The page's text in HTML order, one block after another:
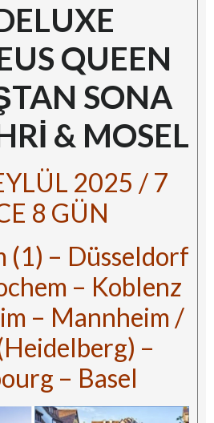
QUEEN
SONA
& MOSEL
2025 / 7
8 GÜN
(1) – Düsseldorf
– Koblenz
– Mannheim /
–
– Basel